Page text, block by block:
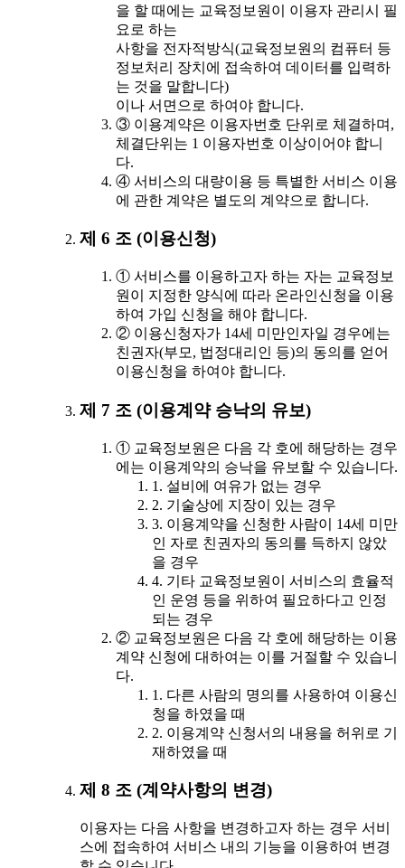
을 할 때에는 교육정보원이 이용자 관리시 필
요로 하는
사항을 전자적방식(교육정보원의 컴퓨터 등
정보처리 장치에 접속하여 데이터를 입력하
는 것을 말합니다)
이나 서면으로 하여야 합니다.
③ 이용계약은 이용자번호 단위로 체결하며,
체결단위는 1 이용자번호 이상이어야 합니
다.
④ 서비스의 대량이용 등 특별한 서비스 이용
에 관한 계약은 별도의 계약으로 합니다.
제 6 조 (이용신청)
① 서비스를 이용하고자 하는 자는 교육정보
원이 지정한 양식에 따라 온라인신청을 이용
하여 가입 신청을 해야 합니다.
② 이용신청자가 14세 미만인자일 경우에는
친권자(부모, 법정대리인 등)의 동의를 얻어
이용신청을 하여야 합니다.
제 7 조 (이용계약 승낙의 유보)
① 교육정보원은 다음 각 호에 해당하는 경우
에는 이용계약의 승낙을 유보할 수 있습니다.
1. 설비에 여유가 없는 경우
2. 기술상에 지장이 있는 경우
3. 이용계약을 신청한 사람이 14세 미만
인 자로 친권자의 동의를 득하지 않았
을 경우
4. 기타 교육정보원이 서비스의 효율적
인 운영 등을 위하여 필요하다고 인정
되는 경우
② 교육정보원은 다음 각 호에 해당하는 이용
계약 신청에 대하여는 이를 거절할 수 있습니
다.
1. 다른 사람의 명의를 사용하여 이용신
청을 하였을 때
2. 이용계약 신청서의 내용을 허위로 기
재하였을 때
제 8 조 (계약사항의 변경)
이용자는 다음 사항을 변경하고자 하는 경우 서비
스에 접속하여 서비스 내의 기능을 이용하여 변경